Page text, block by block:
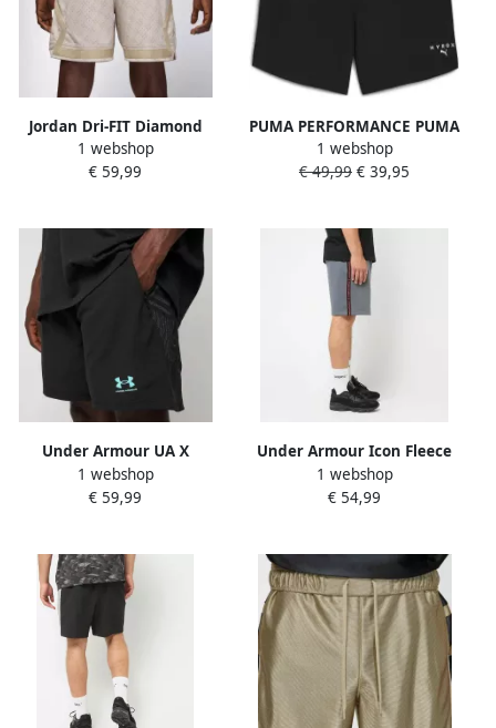
Jordan Dri-FIT Diamond
Shorts Men Sportshorts
beige Maat XL Kleding
1 webshop
€ 59,99
PUMA PERFORMANCE PUMA
x HYROX Regular Fit
sportshorts van ultralicht
1 webshop
€ 49,99 € 39,95
Under Armour UA X
MANSORY Challenger
Shorts Men Sportshorts
1 webshop
€ 59,99
Under Armour Icon Fleece
Short Taping Men
Sportshorts grijs Maat XL
1 webshop
€ 54,99